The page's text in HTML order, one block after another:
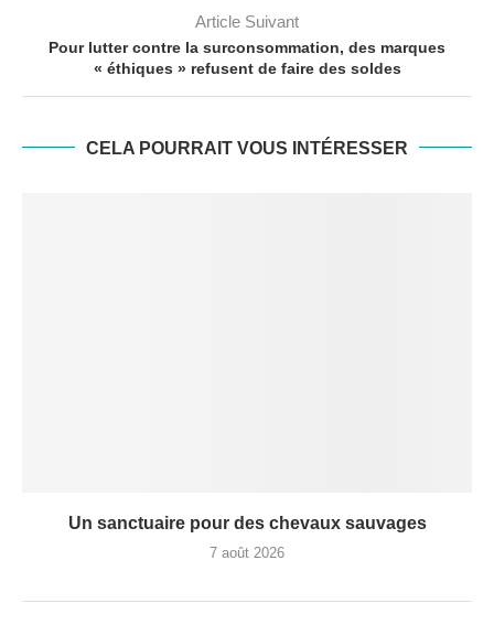
Article Suivant
Pour lutter contre la surconsommation, des marques
« éthiques » refusent de faire des soldes
CELA POURRAIT VOUS INTÉRESSER
Un sanctuaire pour des chevaux sauvages
7 août 2026